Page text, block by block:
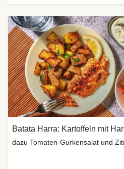
Batata Harra: Kartoffeln mit